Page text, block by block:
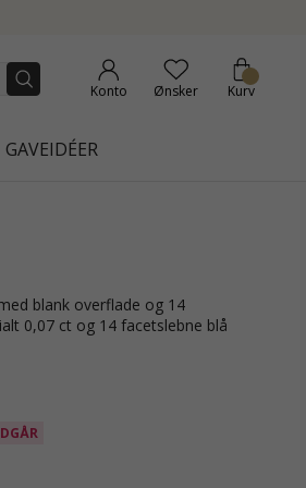
Konto Ønsker Kurv
GAVEIDÉER
0,07 ct og 14 facetslebne blå